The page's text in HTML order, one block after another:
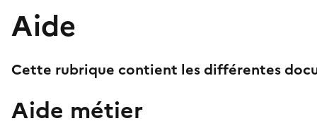
Aide
Cette rubrique contient les différentes
Aide métier